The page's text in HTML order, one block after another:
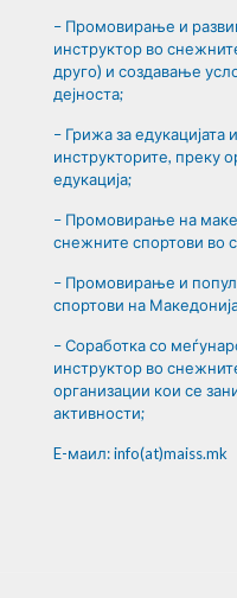
– Промовирање и
инструктор во
друго) и создавање
дејноста;
– Грижа за едукацијата
инструкторите, преку
едукација;
– Промовирање на
снежните спортови во
– Промовирање и
спортови на
– Соработка со
инструктор во
организации кои се
активности;
E-маил: info(at)maiss.mk